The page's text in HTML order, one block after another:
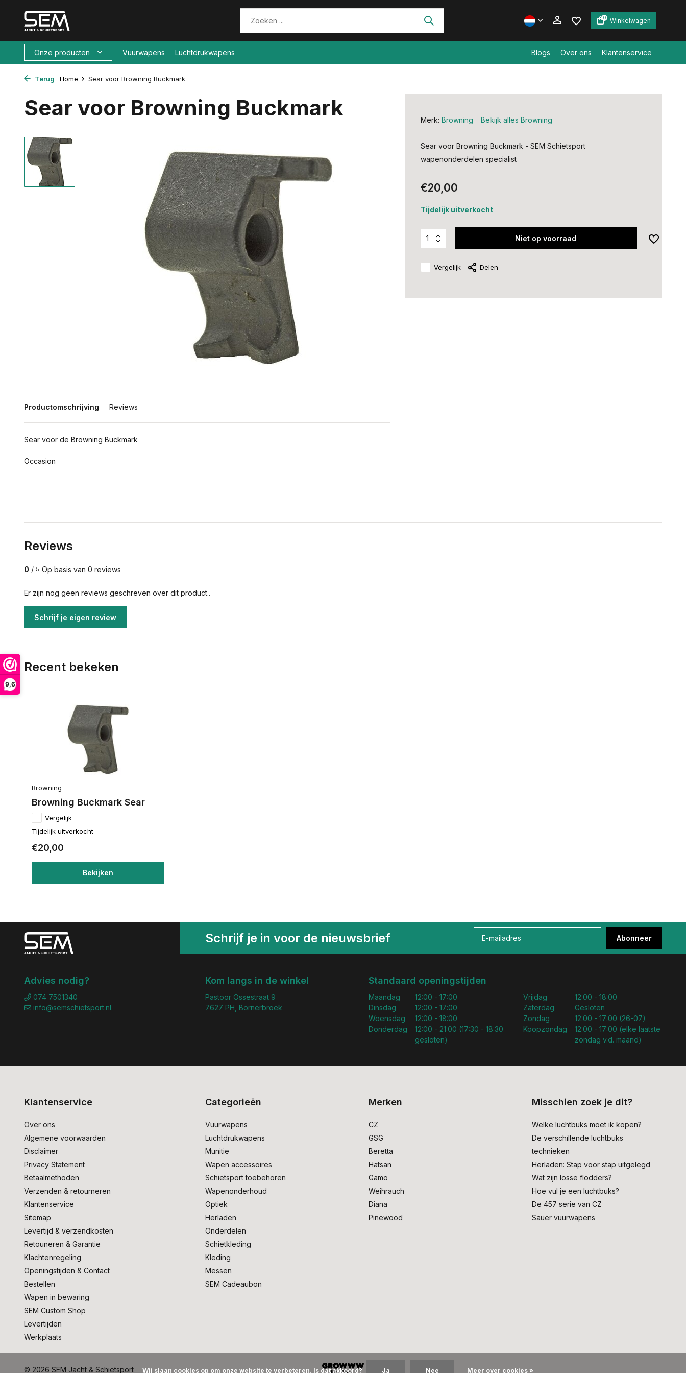
9,6
0 Winkelwagen
Onze producten Vuurwapens Luchtdrukwapens Blogs Over ons Klantenservice
Terug Home Sear voor Browning Buckmark
Sear voor Browning Buckmark
Productomschrijving Reviews
Sear voor de Browning Buckmark
Occasion
Merk: Browning Bekijk alles Browning
Sear voor Browning Buckmark - SEM Schietsport
wapenonderdelen specialist
€20,00
Tijdelijk uitverkocht
Niet op voorraad
Vergelijk Delen
Reviews
0 / 5 Op basis van 0 reviews
Er zijn nog geen reviews geschreven over dit product..
Schrijf je eigen review
Recent bekeken
Browning
Browning Buckmark Sear
Vergelijk
Tijdelijk uitverkocht
€20,00
Bekijken
Schrijf je in voor de nieuwsbrief Abonneer
Advies nodig?
074 7501340
info@semschietsport.nl
Kom langs in de winkel
Pastoor Ossestraat 9
7627 PH, Bornerbroek
Standaard openingstijden
Maandag
Dinsdag
Woensdag
Donderdag
12:00 - 17:00
12:00 - 17:00
12:00 - 18:00
12:00 - 21:00 (17:30 - 18:30
gesloten)
Vrijdag
Zaterdag
Zondag
Koopzondag
12:00 - 18:00
Gesloten
12:00 - 17:00 (26-07)
12:00 - 17:00 (elke laatste
zondag v.d. maand)
Klantenservice
Over ons
Algemene voorwaarden
Disclaimer
Privacy Statement
Betaalmethoden
Verzenden & retourneren
Klantenservice
Sitemap
Levertijd & verzendkosten
Retouneren & Garantie
Klachtenregeling
Openingstijden & Contact
Bestellen
Wapen in bewaring
SEM Custom Shop
Levertijden
Werkplaats
Categorieën
Vuurwapens
Luchtdrukwapens
Munitie
Wapen accessoires
Schietsport toebehoren
Wapenonderhoud
Optiek
Herladen
Onderdelen
Schietkleding
Kleding
Messen
SEM Cadeaubon
Merken
CZ
GSG
Beretta
Hatsan
Gamo
Weihrauch
Diana
Pinewood
Misschien zoek je dit?
Welke luchtbuks moet ik kopen?
De verschillende luchtbuks
technieken
Herladen: Stap voor stap uitgelegd
Wat zijn losse flodders?
Hoe vul je een luchtbuks?
De 457 serie van CZ
Sauer vuurwapens
© 2026 SEM Jacht & Schietsport Wij slaan cookies op om onze website te verbeteren. Is dat akkoord? Ja Nee Meer over cookies »